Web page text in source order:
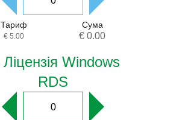
Тариф
€ 5.00
Сума
€ 0.00
Ліцензія Windows
RDS